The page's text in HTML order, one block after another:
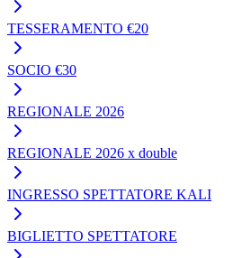
TESSERAMENTO €20
SOCIO €30
REGIONALE 2026
REGIONALE 2026 x double
INGRESSO SPETTATORE KALI
BIGLIETTO SPETTATORE